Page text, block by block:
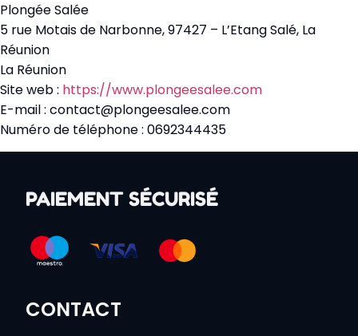
Plongée Salée
5 rue Motais de Narbonne, 97427 – L’Etang Salé, La
Réunion
La Réunion
Site web : https://www.plongeesalee.com
E-mail : contact@plongeesalee.com
Numéro de téléphone : 0692344435
PAIEMENT SÉCURISÉ
CONTACT